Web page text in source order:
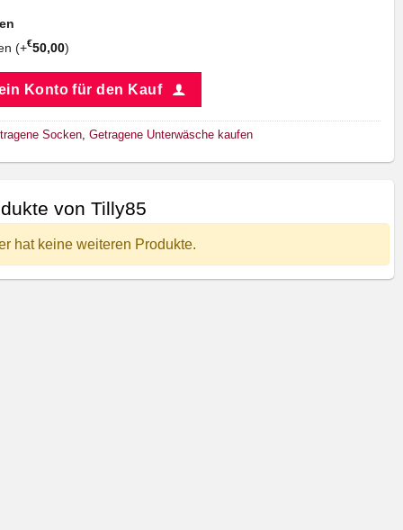
(+€50,00)
Konto für den Kauf
Socken, Getragene Unterwäsche kaufen
von Tilly85
hat keine weiteren Produkte.